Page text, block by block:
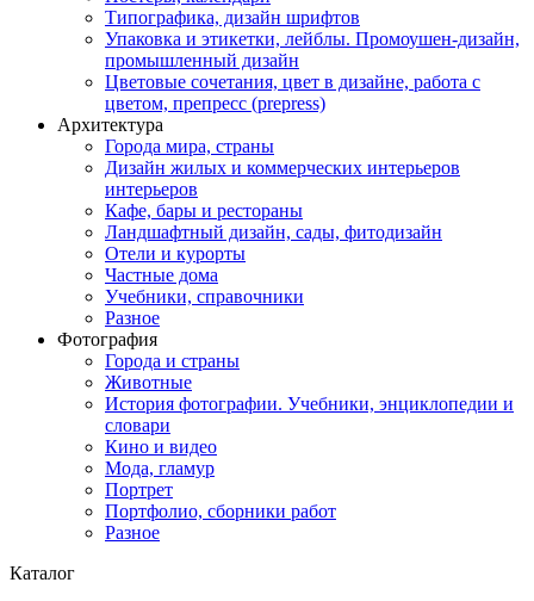
Типографика, дизайн шрифтов
Упаковка и этикетки, лейблы. Промоушен-дизайн,
промышленный дизайн
Цветовые сочетания, цвет в дизайне, работа с
цветом, препресс (prepress)
Архитектура
Города мира, страны
Дизайн жилых и коммерческих интерьеров
интерьеров
Кафе, бары и рестораны
Ландшафтный дизайн, сады, фитодизайн
Отели и курорты
Частные дома
Учебники, справочники
Разное
Фотография
Города и страны
Животные
История фотографии. Учебники, энциклопедии и
словари
Кино и видео
Мода, гламур
Портрет
Портфолио, сборники работ
Разное
Каталог